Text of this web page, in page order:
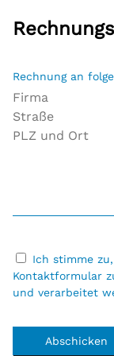
Rechnung an
Ich stimme
Kontaktformular
und verarbeitet
Abschicken